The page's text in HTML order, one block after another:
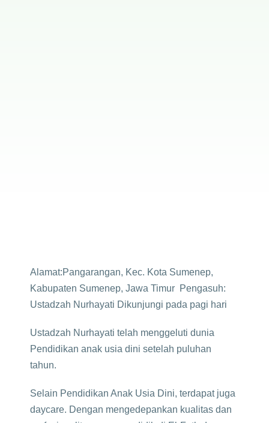
Alamat:Pangarangan, Kec. Kota Sumenep,
Kabupaten Sumenep, Jawa Timur Pengasuh:
Ustadzah Nurhayati Dikunjungi pada pagi hari
Ustadzah Nurhayati telah menggeluti dunia
Pendidikan anak usia dini setelah puluhan
tahun.
Selain Pendidikan Anak Usia Dini, terdapat juga
daycare. Dengan mengedepankan kualitas dan